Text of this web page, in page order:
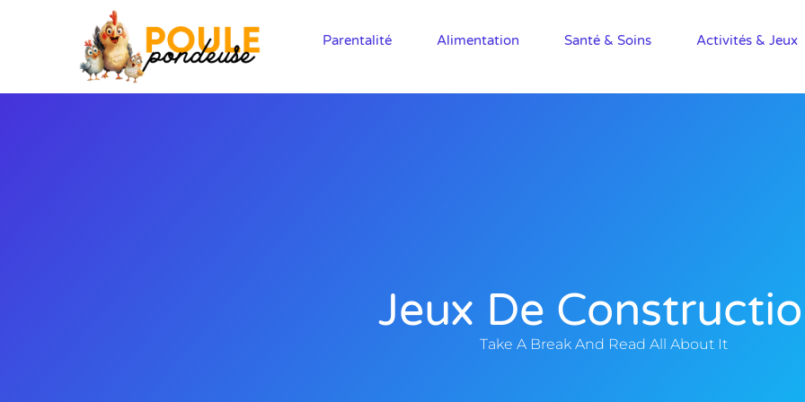
Parentalité Alimentation Santé & Soins Activités & Jeux
Jeux De
Take A Break And Read All About It